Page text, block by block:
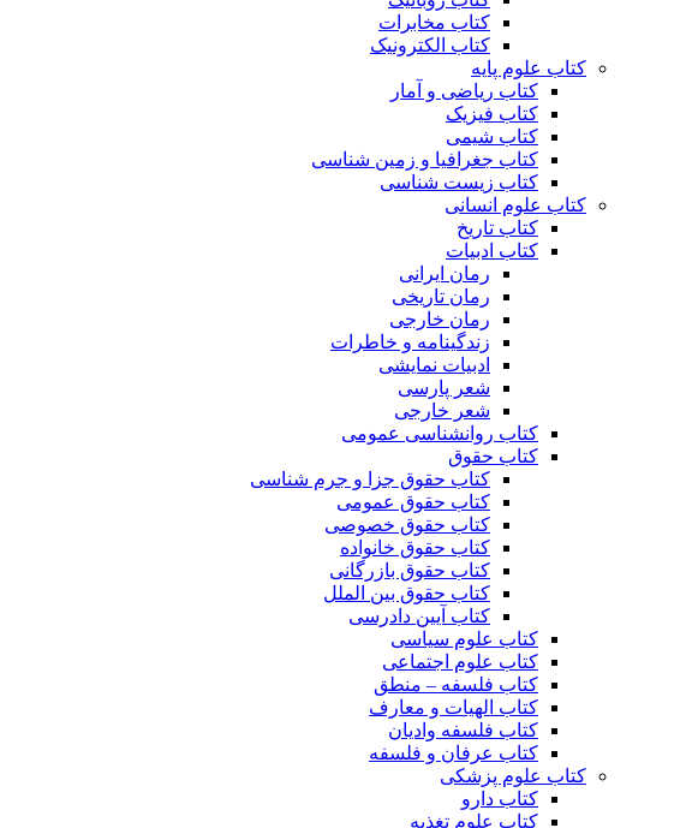
کتاب مخابرات
کتاب الکترونیک
کتاب علوم پایه
کتاب ریاضی و آمار
کتاب فیزیک
کتاب شیمی
کتاب جغرافیا و زمین شناسی
کتاب زیست شناسی
کتاب علوم انسانی
کتاب تاریخ
کتاب ادبیات
رمان ایرانی
رمان تاریخی
رمان خارجی
زندگینامه و خاطرات
ادبیات نمایشی
شعر پارسی
شعر خارجی
کتاب روانشناسی عمومی
کتاب حقوق
کتاب حقوق جزا و جرم شناسی
کتاب حقوق عمومی
کتاب حقوق خصوصی
کتاب حقوق خانواده
کتاب حقوق بازرگانی
کتاب حقوق بین الملل
کتاب آیین دادرسی
کتاب علوم سیاسی
کتاب علوم اجتماعی
کتاب فلسفه – منطق
کتاب الهیات و معارف
کتاب فلسفه وادیان
کتاب عرفان و فلسفه
کتاب علوم پزشکی
کتاب دارو
کتاب علوم تغذیه